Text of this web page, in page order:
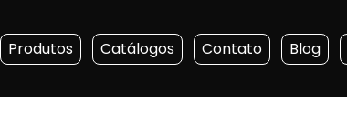
Produtos Catálogos Contato Blog